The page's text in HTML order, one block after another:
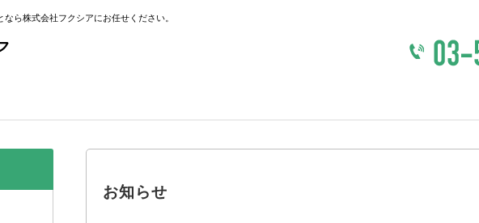
ら株式会社フクシアにお任せください。
お知らせ